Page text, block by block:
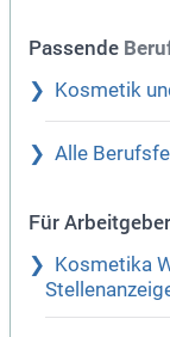
Passende
Kosmetik
Alle
Für
Kosmetika